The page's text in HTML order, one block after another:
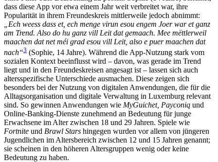
dass diese App vor etwa einem Jahr weit verbreitet war, ihre
Popularität in ihrem Freundeskreis mittlerweile jedoch abnimmt:
„Ech weess dass et, ech menge virun esou engem Joer war et ganz
am Trend. Also do hu ganz vill Leit dat gemaach. Mee mëttlerweil
maachen dat net méi grad esou vill Leit, also e puer maachen dat
nach“3 (Sophie, 14 Jahre). Während die App-Nutzung stark vom
sozialen Kontext beeinflusst wird – davon, was gerade im Trend
liegt und in den Freundeskreisen angesagt ist – lassen sich auch
altersspezifische Unterschiede ausmachen. Diese zeigen sich
besonders bei der Nutzung von digitalen Anwendungen, die für die
Alltagsorganisation und digitale Verwaltung in Luxemburg relevant
sind. So gewinnen Anwendungen wie MyGuichet, Payconiq und
Online-Banking-Dienste zunehmend an Bedeutung für junge
Erwachsene im Alter zwischen 18 und 29 Jahren. Spiele wie
Fortnite und Brawl Stars hingegen wurden vor allem von jüngeren
Jugendlichen im Altersbereich zwischen 12 und 15 Jahren genannt;
sie scheinen in den höheren Altersgruppen wenig oder keine
Bedeutung zu haben.